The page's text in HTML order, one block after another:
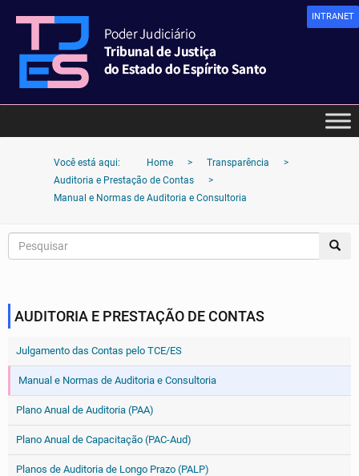
INTRANET
Você está aqui: Home > Transparência
>
Auditoria e Prestação de Contas
>
Manual e Normas de Auditoria e Consultoria
AUDITORIA E PRESTAÇÃO DE CONTAS
Julgamento das Contas pelo TCE/ES
Manual e Normas de Auditoria e Consultoria
Plano Anual de Auditoria (PAA)
Plano Anual de Capacitação (PAC-Aud)
Planos de Auditoria de Longo Prazo (PALP)